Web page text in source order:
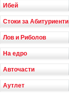
Ибей
Стоки за Абитуриенти
Лов и Риболов
На едро
Авточасти
Аутлет